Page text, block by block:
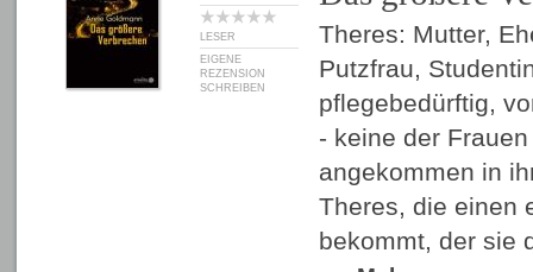
LESER
EIGENE
REZENSION
SCHREIBEN
Theres: Mutter,
Putzfrau,
pflegebedürftig,
- keine der
angekommen in
Theres, die einen
bekommt, der sie